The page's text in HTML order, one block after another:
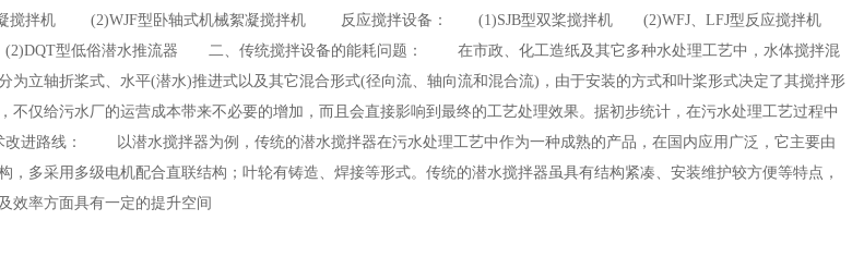
搅拌机 (2)WJF型卧轴式机械絮凝搅拌机 反应搅拌设备： (1)SJB型双桨搅拌机 (2)WFJ、LFJ型反应搅拌机
型低俗潜水推流器 二、传统搅拌设备的能耗问题： 在市政、化工造纸及其它多种水处理工艺中，水体搅拌混
为立轴折桨式、水平(潜水)推进式以及其它混合形式(径向流、轴向流和混合流)，由于安装的方式和叶桨形式决定了其搅拌形
不仅给污水厂的运营成本带来不必要的增加，而且会直接影响到最终的工艺处理效果。据初步统计，在污水处理工艺过程中
进路线： 以潜水搅拌器为例，传统的潜水搅拌器在污水处理工艺中作为一种成熟的产品，在国内应用广泛，它主要由
，多采用多级电机配合直联结构；叶轮有铸造、焊接等形式。传统的潜水搅拌器虽具有结构紧凑、安装维护较方便等特点，
效率方面具有一定的提升空间